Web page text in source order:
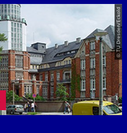
© TU Dresden/Eckold